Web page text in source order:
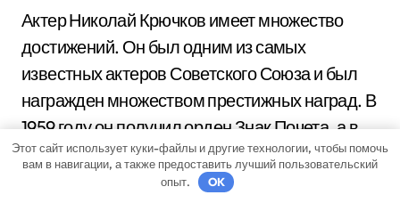
Актер Николай Крючков имеет множество
достижений. Он был одним из самых
известных актеров Советского Союза и был
награжден множеством престижных наград. В
1959 году он получил орден Знак Почета, а в
1976 году был удостоен звания Народного
артиста СССР. Кроме того, его актерская игра
Этот сайт использует куки-файлы и другие технологии, чтобы помочь
вам в навигации, а также предоставить лучший пользовательский
опыт.
OK